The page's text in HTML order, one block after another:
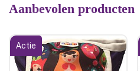
Aanbevolen producten
Actie